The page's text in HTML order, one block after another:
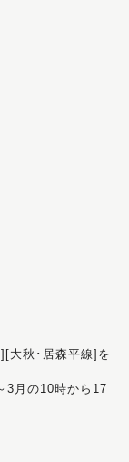
大秋･居森平線]を
3月の10時から17